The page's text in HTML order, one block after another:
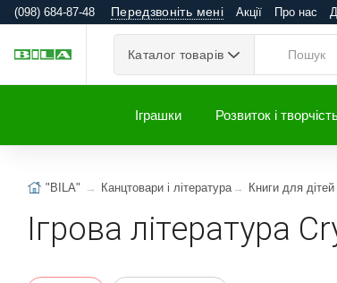
(098) 684-87-48 Передзвоніть мені Акції Про нас
Каталог товарів
Іграшки Розвиток і
"BILA" Канцтовари і література Книги для дітей
Ігрова література